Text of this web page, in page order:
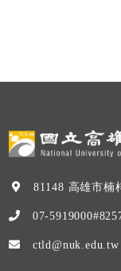
81148 高雄市楠
07-
ctld@nuk.edu.tw